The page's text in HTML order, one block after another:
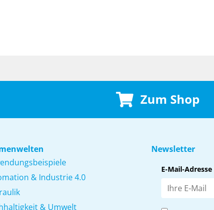
Zum Shop
& Industrie 4.0
& Umwelt
Newsletter
E-Mail-Adresse